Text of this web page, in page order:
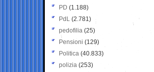
PD (1.188)
PdL (2.781)
pedofilia (25)
Pensioni (129)
Politica (40.833)
polizia (253)